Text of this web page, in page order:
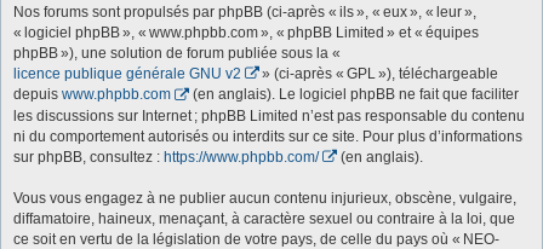
Nos forums sont propulsés par phpBB (ci-après « ils », « eux », « leur »,
« logiciel phpBB », « www.phpbb.com », « phpBB Limited » et « équipes
phpBB »), une solution de forum publiée sous la «
licence publique générale GNU v2
» (ci-après « GPL »), téléchargeable
depuis www.phpbb.com
(en anglais). Le logiciel phpBB ne fait que faciliter
les discussions sur Internet ; phpBB Limited n’est pas responsable du contenu
ni du comportement autorisés ou interdits sur ce site. Pour plus d’informations
sur phpBB, consultez : https://www.phpbb.com/ (en anglais).
Vous vous engagez à ne publier aucun contenu injurieux, obscène, vulgaire,
diffamatoire, haineux, menaçant, à caractère sexuel ou contraire à la loi, que
ce soit en vertu de la législation de votre pays, de celle du pays où « NEO-